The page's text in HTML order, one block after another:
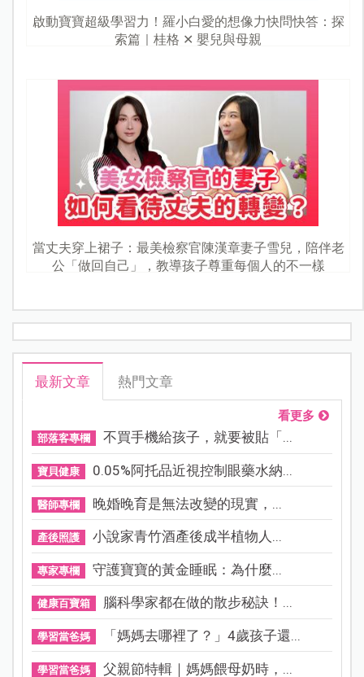
啟動寶寶超級學習力！羅小白愛的想像力快問快答：探
索篇｜桂格 ✕ 嬰兒與母親
當丈夫穿上裙子：最美檢察官陳漢章妻子雪兒，陪伴老
公「做回自己」，教導孩子尊重每個人的不一樣
最新文章 熱門文章
看更多
部落客專欄 不買手機給孩子，就要被貼「...
寶貝健康 0.05%阿托品近視控制眼藥水納...
醫師專欄 晚婚晚育是無法改變的現實，...
產後照護 小說家青竹酒產後成半植物人...
專家專欄 守護寶寶的黃金睡眠：為什麼...
健康百寶箱 腦科學家都在做的散步秘訣！...
學習當爸媽 「媽媽去哪裡了？」4歲孩子還...
學習當爸媽 父親節特輯｜媽媽餵母奶時，...